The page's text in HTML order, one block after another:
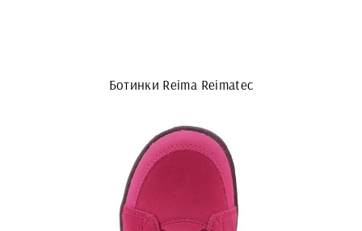
Ботинки Reima Reimatec